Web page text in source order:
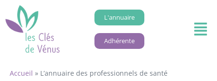
L'annuaire
Adhérente
Accueil » L’annuaire des professionnels de santé